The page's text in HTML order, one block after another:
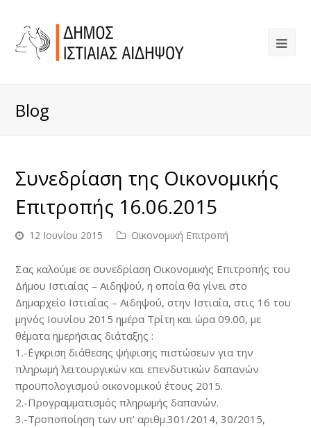
Blog
Συνεδρίαση της Οικονομικής
Επιτροπής 16.06.2015
12 Ιουνίου 2015 Οικονομική Επιτροπή
Σας καλούμε σε συνεδρίαση Οικονομικής Επιτροπής του
Δήμου Ιστιαίας – Αιδηψού, η οποία θα γίνει στο
Δημαρχείο Ιστιαίας – Αιδηψού, στην Ιστιαία, στις 16 του
μηνός Ιουνίου 2015 ημέρα Τρίτη και ώρα 09.00, με
θέματα ημερήσιας διάταξης :
1.-΄Εγκριση διάθεσης ψήφισης πιστώσεων για την
πληρωμή λειτουργικών και επενδυτικών δαπανών
προϋπολογισμού οικονομικού έτους 2015.
2.-Προγραμματισμός πληρωμής δαπανών.
3.-Τροποποίηση των υπ’ αριθμ.301/2014, 30/2015,